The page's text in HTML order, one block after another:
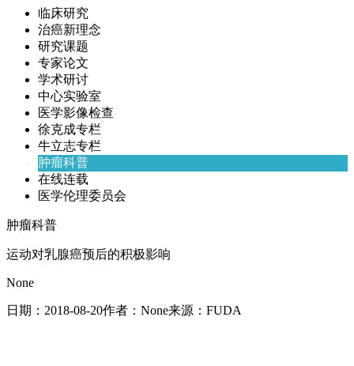
临床研究
治癌新理念
研究课题
专家论文
学术研讨
中心实验室
医学影像检查
徐克成专栏
牛立志专栏
肿瘤科普
在线连载
医学伦理委员会
肿瘤科普
运动对乳腺癌预后的积极影响
None
日期： 2018-08-20作者： None来源： FUDA